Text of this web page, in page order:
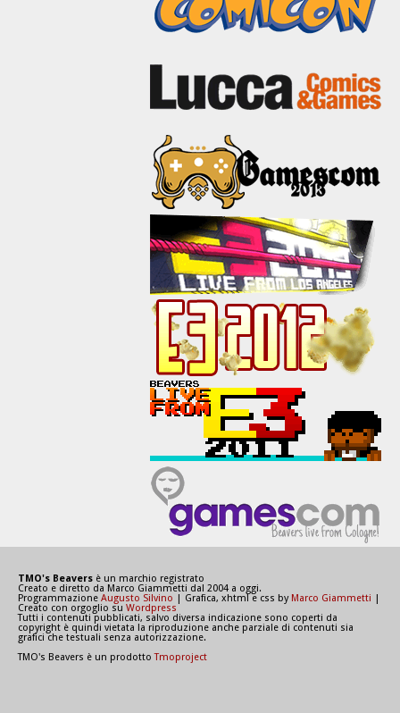
TMO's Beavers è un marchio registrato
Creato e diretto da Marco Giammetti dal 2004 a oggi.
Programmazione Augusto Silvino | Grafica, xhtml e css byMarco Giammetti
Creato con orgoglio su Wordpress
Tutti i contenuti pubblicati, salvo diversa indicazione sono coperti da
copyright è quindi vietata la riproduzione anche parziale di contenuti sia
grafici che testuali senza autorizzazione.
TMO's Beavers è un prodottoTmoproject